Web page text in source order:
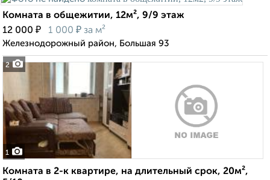
2
Комната в общежитии, 12м², 9/9 этаж
12 000 ₽ 1 000 ₽ за м²
Железнодорожный район, Большая 93
1
Комната в 2-к квартире, на длительный срок, 20м²,